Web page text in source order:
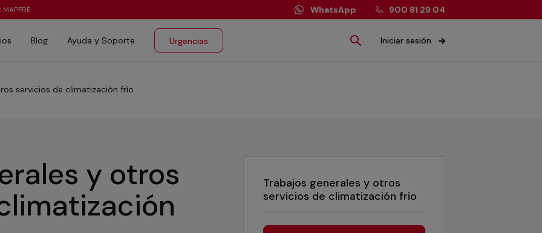
WhatsApp 900 81 29 04
Blog Ayuda y Soporte Urgencias Iniciar sesión
servicios de climatización frío
Trabajos generales y otros
servicios de climatización frio
y otros